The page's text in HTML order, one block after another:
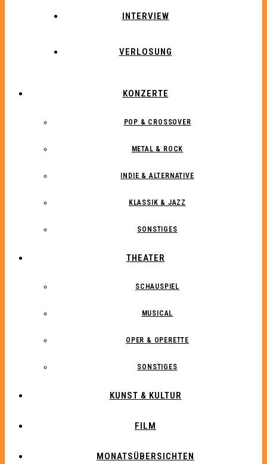
INTERVIEW
VERLOSUNG
KONZERTE
POP & CROSSOVER
METAL & ROCK
INDIE & ALTERNATIVE
KLASSIK & JAZZ
SONSTIGES
THEATER
SCHAUSPIEL
MUSICAL
OPER & OPERETTE
SONSTIGES
KUNST & KULTUR
FILM
MONATSÜBERSICHTEN